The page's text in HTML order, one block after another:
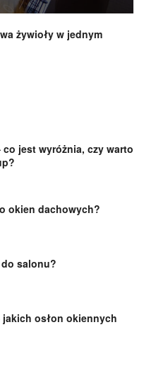
żywioły w jednym
jest wyróżnia, czy warto
okien dachowych?
salonu?
jakich osłon okiennych